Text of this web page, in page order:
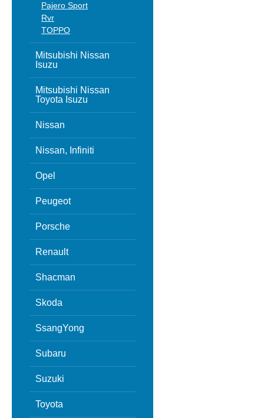
Pajero Sport
Rvr
TOPPO
Mitsubishi Nissan
Isuzu
Mitsubishi Nissan
Toyota Isuzu
Nissan
Nissan, Infiniti
Opel
Peugeot
Porsche
Renault
Shacman
Skoda
SsangYong
Subaru
Suzuki
Toyota